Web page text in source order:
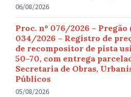
06/08/2026
Proc. nº 076/2026 –
034/2026 – Registro de
de recompositor de pista
50-70, com entrega
Secretaria de Obras,
Públicos
05/08/2026